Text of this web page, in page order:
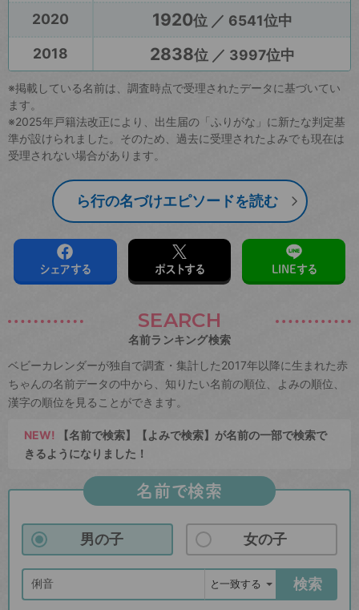
2020
1920位 ／ 6541位中
2018
2838位 ／ 3997位中
※掲載している名前は、調査時点で受理されたデータに基づいてい
ます。
※2025年戸籍法改正により、出生届の「ふりがな」に新たな判定基
準が設けられました。そのため、過去に受理されたよみでも現在は
受理されない場合があります。
ら行の名づけエピソードを読む
シェアする ポストする LINEする
SEARCH
名前ランキング検索
ベビーカレンダーが独自で調査・集計した2017年以降に生まれた赤
ちゃんの名前データの中から、知りたい名前の順位、よみの順位、
漢字の順位を見ることができます。
NEW! 【名前で検索】【よみで検索】が名前の一部で検索で
きるようになりました！
名前で検索
男の子 女の子
検索